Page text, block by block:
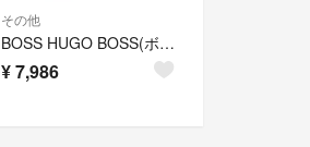
その他
BOSS HUGO BOSS(ボスヒューゴボス) メンズ パンツ その他パンツ
¥7,986